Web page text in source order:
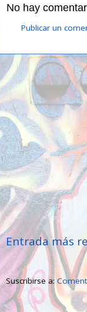
No hay
Publicar un
Entrada más
Suscribirse a: